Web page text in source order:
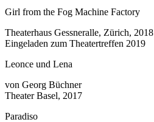
Girl from the Fog Machine Factory
Theaterhaus Gessneralle, Zürich, 2018
Eingeladen zum Theatertreffen 2019
Leonce und Lena
von Georg Büchner
Theater Basel, 2017
Paradiso